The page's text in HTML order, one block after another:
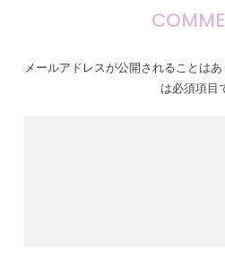
メールアドレスが公開されることはあ
は必須項目